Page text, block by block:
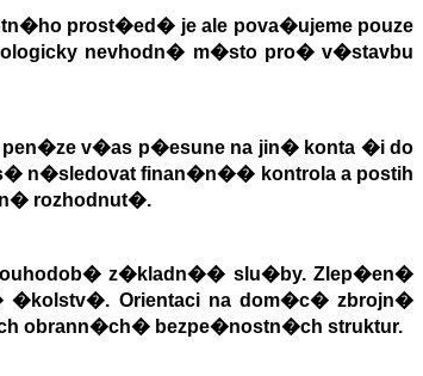
prost�ed� je ale pova�ujeme pouze
nevhodn� m�sto pro�v�stavbu
pen�ze v�as p�esune na jin� konta �i do
n�sledovat finan�n�� kontrola a postih
rozhodnut�.
z�kladn�� slu�by. Zlep�en�
�kolstv�. Orientaci na dom�c� zbrojn�
obrann�ch� bezpe�nostn�ch struktur.